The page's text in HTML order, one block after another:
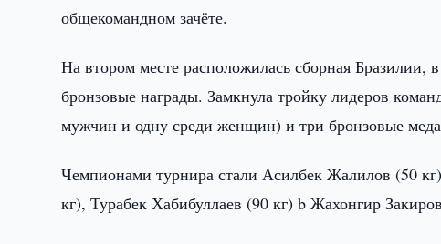
общекомандном зачёте.
На втором месте расположилась сборная
бронзовые награды. Замкнула тройку лидеров
мужчин и одну среди женщин) и три бронзовые
Чемпионами турнира стали Асилбек Жалилов (50
кг), Турабек Хабибуллаев (90 кг) b Жахонгир